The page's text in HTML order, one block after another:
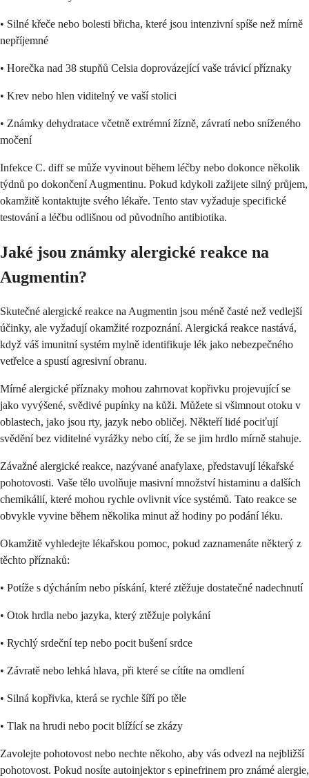
• Silné křeče nebo bolesti břicha, které jsou intenzivní spíše než mírně
nepříjemné
• Horečka nad 38 stupňů Celsia doprovázející vaše trávicí příznaky
• Krev nebo hlen viditelný ve vaší stolici
• Známky dehydratace včetně extrémní žízně, závratí nebo sníženého
močení
Infekce C. diff se může vyvinout během léčby nebo dokonce několik
týdnů po dokončení Augmentinu. Pokud kdykoli zažijete silný průjem,
okamžitě kontaktujte svého lékaře. Tento stav vyžaduje specifické
testování a léčbu odlišnou od původního antibiotika.
Jaké jsou známky alergické reakce na
Augmentin?
Skutečné alergické reakce na Augmentin jsou méně časté než vedlejší
účinky, ale vyžadují okamžité rozpoznání. Alergická reakce nastává,
když váš imunitní systém mylně identifikuje lék jako nebezpečného
vetřelce a spustí agresivní obranu.
Mírné alergické příznaky mohou zahrnovat kopřivku projevující se
jako vyvýšené, svědivé pupínky na kůži. Můžete si všimnout otoku v
oblastech, jako jsou rty, jazyk nebo obličej. Někteří lidé pociťují
svědění bez viditelné vyrážky nebo cítí, že se jim hrdlo mírně stahuje.
Závažné alergické reakce, nazývané anafylaxe, představují lékařské
pohotovosti. Vaše tělo uvolňuje masivní množství histaminu a dalších
chemikálií, které mohou rychle ovlivnit více systémů. Tato reakce se
obvykle vyvine během několika minut až hodiny po podání léku.
Okamžitě vyhledejte lékařskou pomoc, pokud zaznamenáte některý z
těchto příznaků:
• Potíže s dýcháním nebo pískání, které ztěžuje dostatečné nadechnutí
• Otok hrdla nebo jazyka, který ztěžuje polykání
• Rychlý srdeční tep nebo pocit bušení srdce
• Závratě nebo lehká hlava, při které se cítíte na omdlení
• Silná kopřivka, která se rychle šíří po těle
• Tlak na hrudi nebo pocit blížící se zkázy
Zavolejte pohotovost nebo nechte někoho, aby vás odvezl na nejbližší
pohotovost. Pokud nosíte autoinjektor s epinefrinem pro známé alergie,